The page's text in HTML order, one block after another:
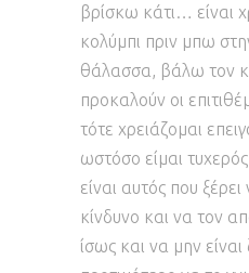
βρίσκω κάτι… είναι
κολύμπι πριν μπω
θάλασσα, βάλω τον
προκαλούν οι
τότε χρειάζομαι
ωστόσο είμαι
είναι αυτός που ξέρει
κίνδυνο και να τον
ίσως και να μην είναι